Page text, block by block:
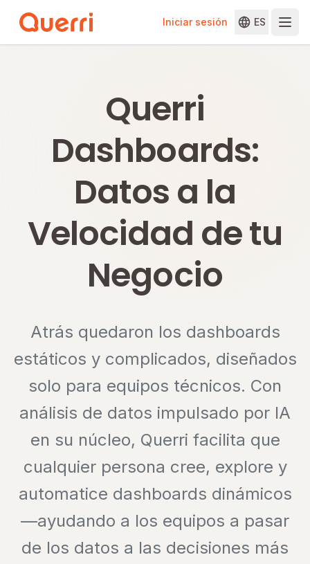
Iniciar sesión ES
Querri
Dashboards:
Datos a la
Velocidad de tu
Negocio
Atrás quedaron los dashboards
estáticos y complicados, diseñados
solo para equipos técnicos. Con
análisis de datos impulsado por IA
en su núcleo, Querri facilita que
cualquier persona cree, explore y
automatice dashboards dinámicos
—ayudando a los equipos a pasar
de los datos a las decisiones más